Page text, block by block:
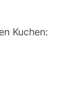
Kuchen: